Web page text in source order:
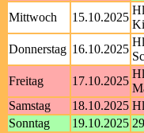
Mittwoch
15.10.2025
Donnerstag 16.10.2025
Freitag
17.10.2025
Samstag
18.10.2025
Sonntag
19.10.2025